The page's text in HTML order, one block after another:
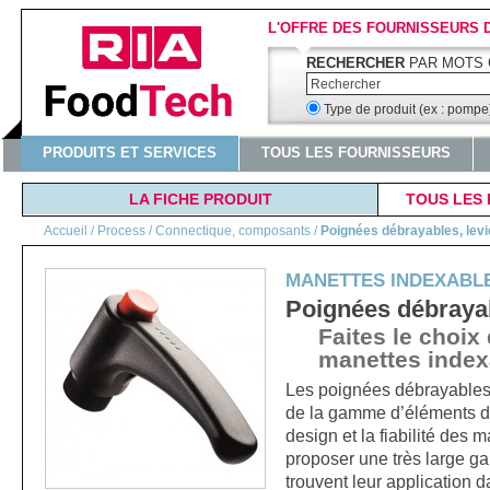
L'OFFRE DES FOURNISSEURS
RECHERCHER PAR MOTS
Type de produit (ex :
PRODUITS ET SERVICES TOUS LES FOURNISSEURS
LA FICHE PRODUIT TOUS LES
Accueil / Process / Connectique, composants / Poignées débrayables,
MANETTES
Poignées
Faites le choix
manettes
Les poignées
de la gamme d’éléments
design et la fiabilité des
proposer une très large
trouvent leur application